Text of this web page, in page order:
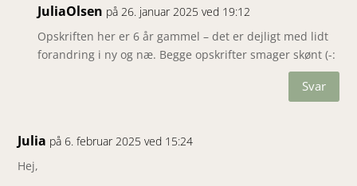
JuliaOlsen på 26. januar 2025 ved 19:12
Opskriften her er 6 år gammel – det er dejligt med lidt
forandring i ny og næ. Begge opskrifter smager skønt (-:
Svar
Julia på 6. februar 2025 ved 15:24
Hej,